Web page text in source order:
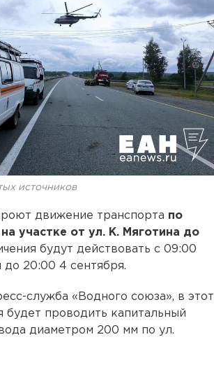
источников
движение транспорта по
участке от ул. К. Мяготина до
будут действовать с 09:00
до 20:00 4 сентября.
служба «Водного союза», в этот
будет проводить капитальный
диаметром 200 мм по ул.